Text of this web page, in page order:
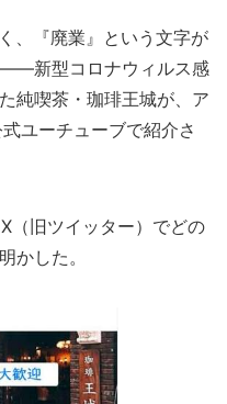
、『廃業』という文字が
新型コロナウィルス感
純喫茶・珈琲王城が、ア
ユーチューブで紹介さ
旧ツイッター）でどの
かした。